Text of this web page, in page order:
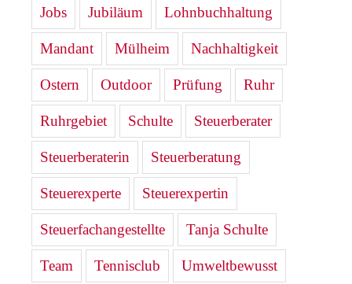
Jobs Jubiläum Lohnbuchhaltung
Mandant Mülheim Nachhaltigkeit
Ostern Outdoor Prüfung Ruhr
Ruhrgebiet Schulte Steuerberater
Steuerberaterin Steuerberatung
Steuerexperte Steuerexpertin
Steuerfachangestellte Tanja Schulte
Team Tennisclub Umweltbewusst